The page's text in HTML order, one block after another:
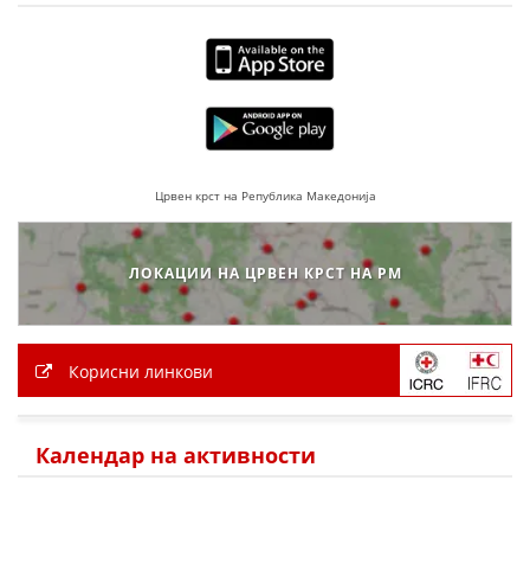
ДОГОВОРИ
ЗНАЧЕЊЕ НА СЛУЖБАТА ЗА БАРАЊЕ
ФОРМУЛАРИ ЗА БАРАЊА
ЗДРАВСТВЕНО ПРЕВЕНТИВНА ДЕЈНОСТ
ПРВА ПОМОШ
КРВОДАРИТЕЛСТВО
ИНФОРМАЦИИ ЗА БОЛЕСТИ
МЕНАЏМЕНТ НА ВОЛОНТЕРИ
Црвен крст на Република Македонија
ЛОКАЦИИ НА ЦРВЕН КРСТ НА РМ
Корисни линкови
Календар на активности